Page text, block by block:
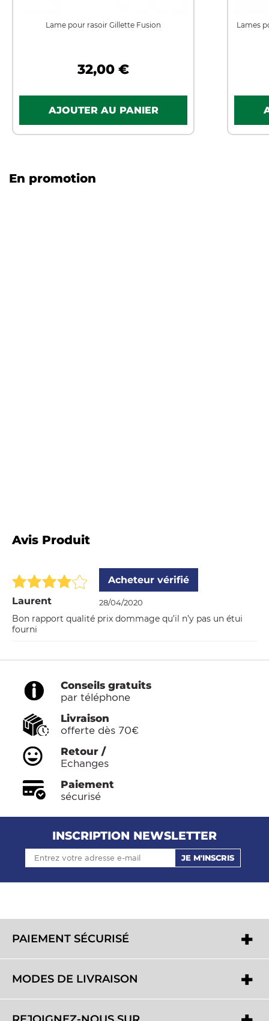
Lame pour rasoir Gillette Fusion
32,00 €
Lames
En promotion
Avis Produit
Laurent
Acheteur vérifié
28/04/2020
Bon rapport qualité prix dommage qu’il n’y pas un étui
fourni
Conseils gratuits
par téléphone
Livraison
offerte dès 70€
Retour /
Echanges
Paiement
sécurisé
INSCRIPTION NEWSLETTER
JE M'INSCRIS
PAIEMENT SÉCURISÉ
MODES DE LIVRAISON